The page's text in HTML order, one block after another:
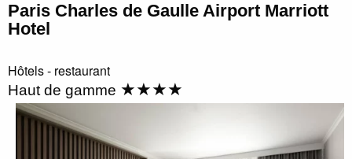
Paris Charles de Gaulle Airport Marriott
Hotel
Hôtels - restaurant
Haut de gamme ★★★★